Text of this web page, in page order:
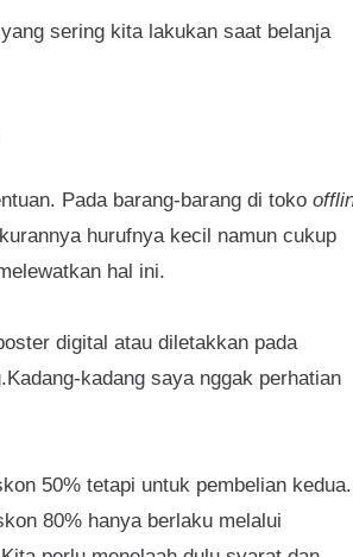
sering kita lakukan saat belanja
Pada barang-barang di toko
hurufnya kecil namun cukup
hal ini.
digital atau diletakkan pada
kadang saya nggak perhatian
50% tetapi untuk pembelian kedua.
80% hanya berlaku melalui